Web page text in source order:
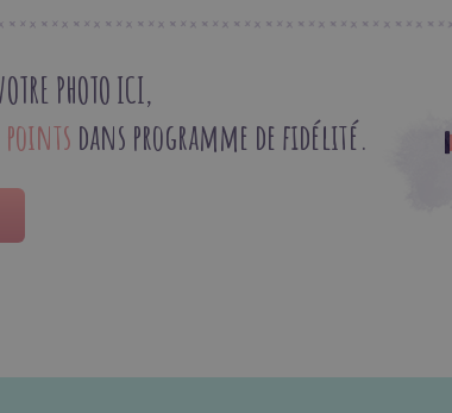
PHOTO ICI,
points dans programme de fidélité.